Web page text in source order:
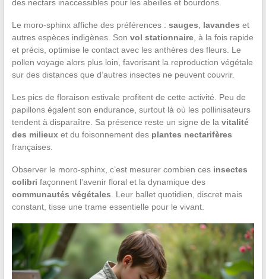
des nectars inaccessibles pour les abeilles et bourdons.
Le moro-sphinx affiche des préférences : sauges lavandes et
autres espèces indigènes. Son vol stationnaire, à la fois rapide
et précis, optimise le contact avec les anthères des fleurs. Le
pollen voyage alors plus loin, favorisant la reproduction végétale
sur des distances que d’autres insectes ne peuvent couvrir.
Les pics de floraison estivale profitent de cette activité. Peu de
papillons égalent son endurance, surtout là où les pollinisateurs
tendent à disparaître. Sa présence reste un signe de la vitalité
des milieuxet du foisonnement des plantes nectarifères
françaises.
Observer le moro-sphinx, c’est mesurer combien ces insectes
colibri façonnent l’avenir floral et la dynamique des
communautés végétales . Leur ballet quotidien, discret mais
constant, tisse une trame essentielle pour le vivant.